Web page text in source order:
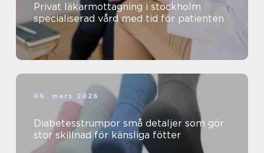
Privat läkarmottagning i stockholm
specialiserad vård med tid för patienten
06. mars 2026
Diabetesstrumpor små detaljer som gör
stor skillnad för känsliga fötter